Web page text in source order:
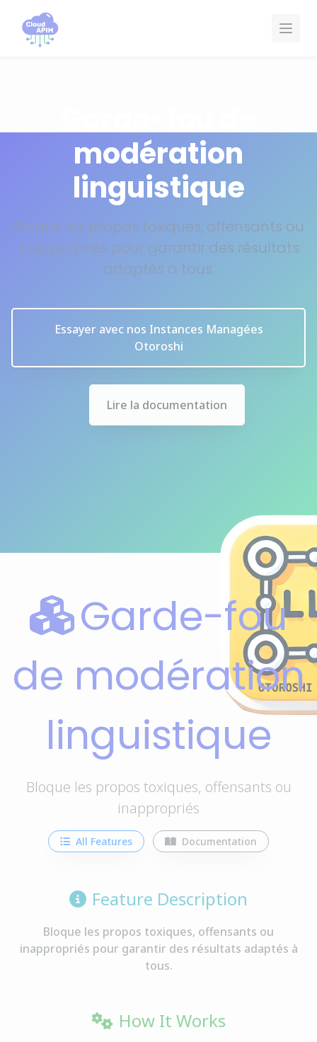
modération
linguistique
Bloque les propos toxiques, offensants ou
inappropriés pour garantir des résultats
adaptés à tous.
Essayer avec nos Instances Managées
Otoroshi
Lire la documentation
Garde-fou
de modération
linguistique
Bloque les propos toxiques, offensants ou
inappropriés
All Features Documentation
Feature Description
Bloque les propos toxiques, offensants ou
inappropriés pour garantir des résultats adaptés à
tous.
How It Works